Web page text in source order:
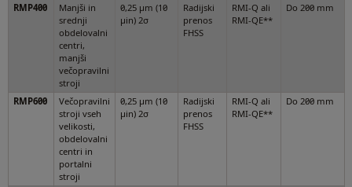
RMP400
Manjši in
srednji
obdelovalni
centri,
manjši
večopravilni
stroji
0,25 µm (10
µin) 2σ
Radijski
prenos
FHSS
RMI-Q ali
RMI-QE**
Do 200 mm
RMP600
Večopravilni
stroji vseh
velikosti,
obdelovalni
centri in
portalni
stroji
0,25 µm (10
µin) 2σ
Radijski
prenos
FHSS
RMI-Q ali
RMI-QE**
Do 200 mm